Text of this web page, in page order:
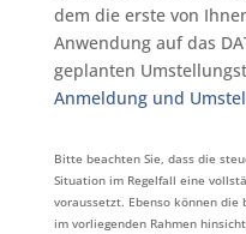
dem die erste von
Anwendung auf das
geplanten
Anmeldung und
Bitte beachten Sie, dass die
Situation im Regelfall eine
voraussetzt. Ebenso können
im vorliegenden Rahmen